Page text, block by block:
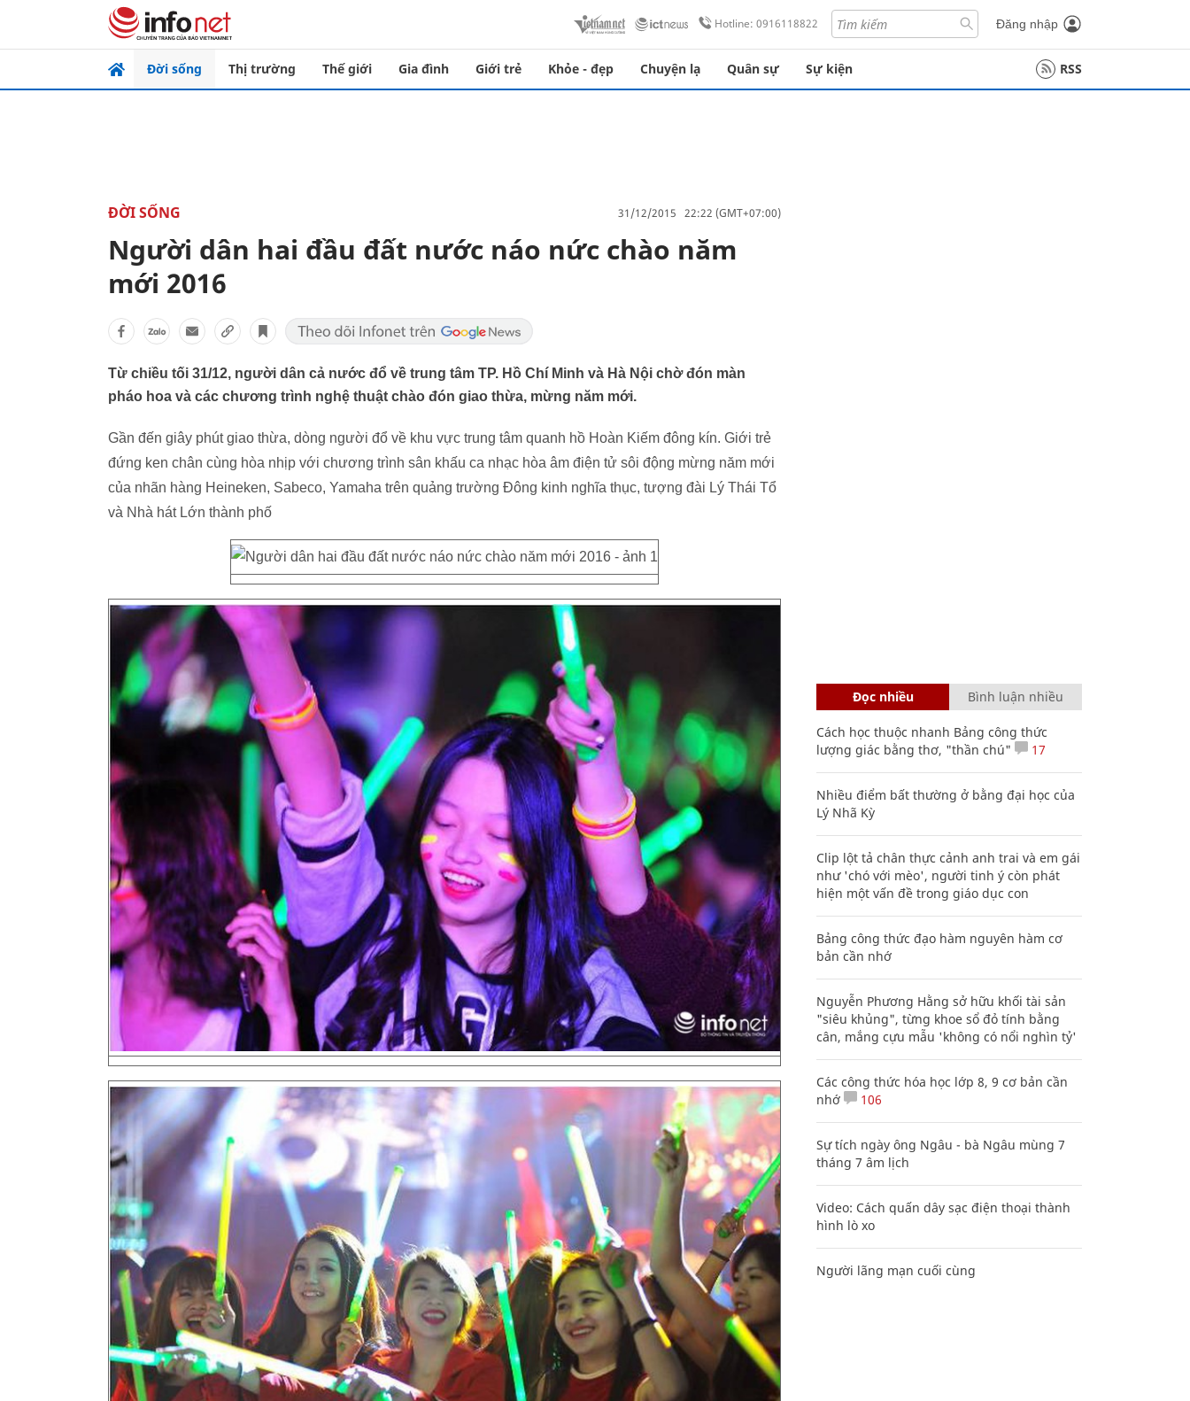
Hotline: 0916118822 Đăng nhập
Đời sống Thị trường Thế giới Gia đình Giới trẻ Khỏe - đẹp Chuyện lạ Quân sự Sự kiện RSS
ĐỜI SỐNG 31/12/2015 22:22 (GMT+07:00)
Người dân hai đầu đất nước náo nức chào năm
mới 2016
Từ chiều tối 31/12, người dân cả nước đổ về trung tâm TP. Hồ Chí Minh và Hà Nội chờ đón màn
pháo hoa và các chương trình nghệ thuật chào đón giao thừa, mừng năm mới.
Gần đến giây phút giao thừa, dòng người đổ về khu vực trung tâm quanh hồ Hoàn Kiếm đông kín. Giới trẻ
đứng ken chân cùng hòa nhịp với chương trình sân khấu ca nhạc hòa âm điện tử sôi động mừng năm mới
của nhãn hàng Heineken, Sabeco, Yamaha trên quảng trường Đông kinh nghĩa thục, tượng đài Lý Thái Tổ
và Nhà hát Lớn thành phố
Đọc nhiều Bình luận nhiều
Cách học thuộc nhanh Bảng công thức
lượng giác bằng thơ, "thần chú"
17
Nhiều điểm bất thường ở bằng đại học của
Lý Nhã Kỳ
Clip lột tả chân thực cảnh anh trai và em gái
như 'chó với mèo', người tinh ý còn phát
hiện một vấn đề trong giáo dục con
Bảng công thức đạo hàm nguyên hàm cơ
bản cần nhớ
Nguyễn Phương Hằng sở hữu khối tài sản
"siêu khủng", từng khoe sổ đỏ tính bằng
cân, mắng cựu mẫu 'không có nổi nghìn tỷ'
Các công thức hóa học lớp 8, 9 cơ bản cần
nhớ
106
Sự tích ngày ông Ngâu - bà Ngâu mùng 7
tháng 7 âm lịch
Video: Cách quấn dây sạc điện thoại thành
hình lò xo
Người lãng mạn cuối cùng